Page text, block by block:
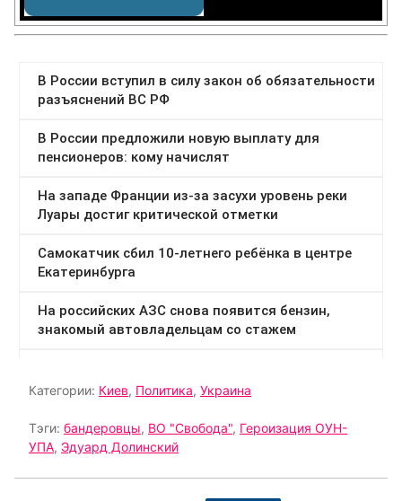
Категории: Киев, Политика, Украина
Тэги: бандеровцы, ВО "Свобода", Героизация ОУН-
УПА, Эдуард Долинский